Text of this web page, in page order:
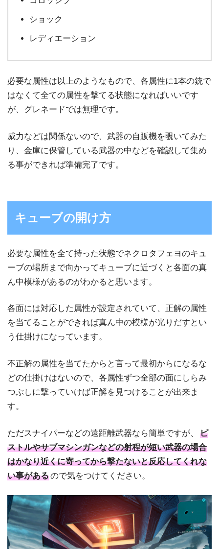
ショック
レディエーション
必要な属性は以上のようなもので、各属性に1本の銃で
はなくて全ての属性を撃てる状態になればいいです
が、グレネードでは無理です。
威力などは関係ないので、武器の自販機を覗いてみた
り、金庫に保管している武器の中などを確認して集め
る事ができれば準備完了です。
キューブの開け方
必要な属性を全て持った状態でネクロタフェヨのキュ
ーブの場所まで向かってキューブに近づくと各面の真
ん中模様があるのがわかると思います。
各面には対応した属性が設定されていて、正解の属性
を当てることができれば真ん中の模様が光りだすとい
う仕掛けになっています。
不正解の属性を当てたからと言って最初からになるな
どの仕掛けはないので、各属性ずつ全部の面にしらみ
つぶしに撃っていけば正解を見つけることが出来ま
す。
ただスナイパーなどの遠距離武器なら簡単ですが、
ピ
ストルやサブマシンガンなどの射程が短い武器の場合
はかなり近くに寄ってから撃たないと反応してくれな
い事があるので気をつけてください。